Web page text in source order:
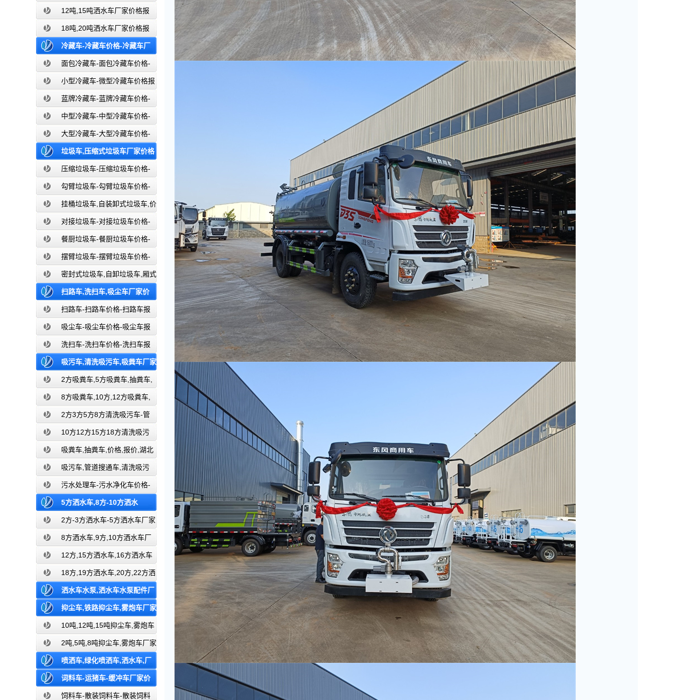
东风湖北盈通12吨,15吨洒水车厂家价格报
价-东风湖北盈通
18吨,20吨洒水车厂家价格报
价-东风湖北盈通
冷藏车-冷藏车价格-冷藏车厂
家直销-湖北盈通
面包冷藏车-面包冷藏车价格-
面包冷藏车报价-面包冷藏车厂家直销-
湖北盈通
小型冷藏车-微型冷藏车价格报
价-小型微型冷藏车厂家-湖北盈通
蓝牌冷藏车-蓝牌冷藏车价格-
冷藏车报价-湖北盈通冷藏车厂家直销
中型冷藏车-中型冷藏车价格-
中型冷藏车报价-中型冷藏车厂家直销-
湖北盈通
大型冷藏车-大型冷藏车价格-
大型冷藏车报价-大型冷藏车厂家直销-
湖北盈通
垃圾车,压缩式垃圾车厂家价格
报价,湖北盈通压缩垃圾车-压缩垃圾车价格-
压缩式垃圾车报价-湖北盈通
勾臂垃圾车-勾臂垃圾车价格-
车厢可卸式垃圾车-湖北盈通
挂桶垃圾车,自装卸式垃圾车,价
格,报价-湖北盈通
对接垃圾车-对接垃圾车价格-
对接垃圾车报价-湖北盈通
餐厨垃圾车-餐厨垃圾车价格-
餐厨垃圾车报价-湖北盈通
摆臂垃圾车-摆臂垃圾车价格-
摆臂垃圾车报价-湖北盈通
密封式垃圾车,自卸垃圾车,厢式
垃圾车,厂家,价格,报价,湖北盈通
扫路车,洗扫车,吸尘车厂家价
格,湖北盈通道路清扫车厂家
扫路车-扫路车价格-扫路车报
价-湖北盈通道路清扫车厂家
吸尘车-吸尘车价格-吸尘车报
价-湖北盈通洗扫车-洗扫车价格-洗扫车报
价-湖北盈通吸污车,清洗吸污车,吸粪车厂家
价格,环卫吸污吸粪车厂家-湖北盈通
2方吸粪车,5方吸粪车,抽粪车,
厂家,价格,报价-湖北盈通
8方吸粪车,10方,12方吸粪车,
抽粪车,厂家,价格,报价,湖北盈通
2方3方5方8方清洗吸污车-管
道搜通车厂家价格报价-湖北盈通
10方12方15方18方清洗吸污
车-管道搜通车厂家价格报价-湖北盈通
吸粪车,抽粪车,价格,报价,湖北
吸粪车厂家直销-湖北盈通
吸污车,管道搜通车,清洗吸污
车,厂家,价格,报价,湖北盈通
污水处理车-污水净化车价格-
污水净化车厂家直销
5方洒水车,8方-10方洒水
车,12-15方洒水车,18-20方洒水车,厂
家,价格,报价,湖北盈通
2方-3方洒水车-5方洒水车厂家
价格报价-湖北盈通
8方洒水车,9方,10方洒水车厂
家价格报价-湖北盈通
12方,15方洒水车,16方洒水车
厂家价格报价-湖北盈通
18方,19方洒水车,20方,22方洒
水车厂家价格报价-湖北盈通
洒水车水泵,洒水车水泵配件厂
家价格,湖北盈通
抑尘车,铁路抑尘车,雾炮车厂家
价格报价,湖北盈通
10吨,12吨,15吨抑尘车,雾炮车
价格报价-东风湖北盈通
2吨,5吨,8吨抑尘车,雾炮车厂家
价格报价-东风湖北
喷洒车,绿化喷洒车,洒水车,厂
家价格报价,湖北盈通洒水车生产厂家
词料车-运猪车-缓冲车厂家价
格报价-湖北盈通
饲料车-散装饲料车-散装饲料